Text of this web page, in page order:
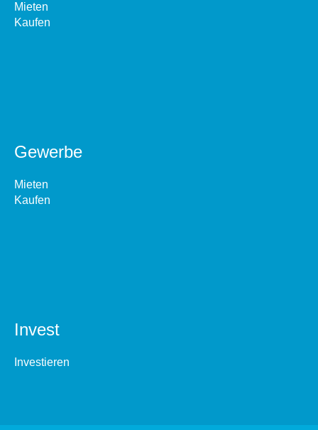
Mieten
Kaufen
Gewerbe
Mieten
Kaufen
Invest
Investieren